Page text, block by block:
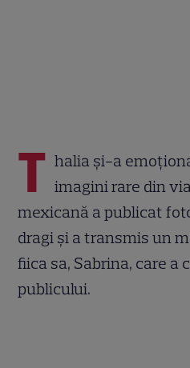
T halia și-a
imagini rare din
mexicană a publicat
dragi și a transmis un
fiica sa, Sabrina, care a
publicului.